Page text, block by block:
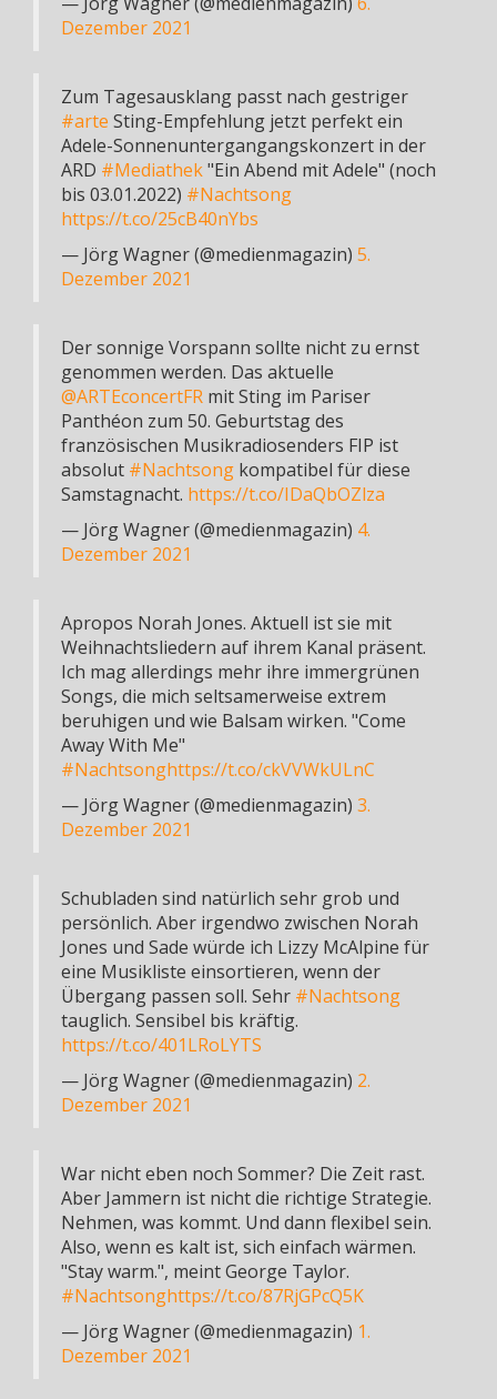
Dezember 2021
Zum Tagesausklang passt nach gestriger
#arte Sting-Empfehlung jetzt perfekt ein
Adele-Sonnenuntergangangskonzert in der
ARD #Mediathek"Ein Abend mit Adele" (noch
bis 03.01.2022) #Nachtsong
https://t.co/25cB40nYbs
— Jörg Wagner (@medienmagazin) 5.
Dezember 2021
Der sonnige Vorspann sollte nicht zu ernst
genommen werden. Das aktuelle
@ARTEconcertFR mit Sting im Pariser
Panthéon zum 50. Geburtstag des
französischen Musikradiosenders FIP ist
absolut #Nachtsong kompatibel für diese
Samstagnacht. https://t.co/IDaQbOZlza
— Jörg Wagner (@medienmagazin) 4.
Dezember 2021
Apropos Norah Jones. Aktuell ist sie mit
Weihnachtsliedern auf ihrem Kanal präsent.
Ich mag allerdings mehr ihre immergrünen
Songs, die mich seltsamerweise extrem
beruhigen und wie Balsam wirken. "Come
Away With Me"
#Nachtsonghttps://t.co/ckVVWkULnC
— Jörg Wagner (@medienmagazin) 3.
Dezember 2021
Schubladen sind natürlich sehr grob und
persönlich. Aber irgendwo zwischen Norah
Jones und Sade würde ich Lizzy McAlpine für
eine Musikliste einsortieren, wenn der
Übergang passen soll. Sehr #Nachtsong
tauglich. Sensibel bis kräftig.
https://t.co/401LRoLYTS
— Jörg Wagner (@medienmagazin) 2.
Dezember 2021
War nicht eben noch Sommer? Die Zeit rast.
Aber Jammern ist nicht die richtige Strategie.
Nehmen, was kommt. Und dann flexibel sein.
Also, wenn es kalt ist, sich einfach wärmen.
"Stay warm.", meint George Taylor.
#Nachtsonghttps://t.co/87RjGPcQ5K
— Jörg Wagner (@medienmagazin) 1.
Dezember 2021